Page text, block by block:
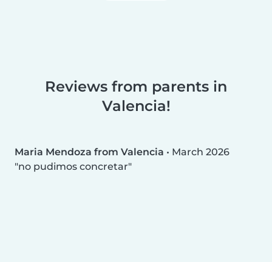
Reviews from parents in
Valencia!
Maria Mendoza from Valencia • March 2026
no pudimos concretar